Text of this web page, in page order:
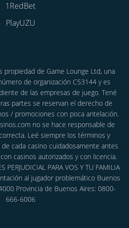
1RedBet
PlayUZU
propiedad de Game Lounge Ltd, una
de organización C53144 y es
de las empresas de juego. Tené
partes se reservan el derecho de
/ promociones con poca antelación.
no se hace responsable de
Leé siempre los términos y
cada casino cuidadosamente antes
casinos autorizados y con licencia.
PERJUDICIAL PARA VOS Y TU FAMILIA
al jugador problemático Buenos
Provincia de Buenos Aires: 0800-
666-6006